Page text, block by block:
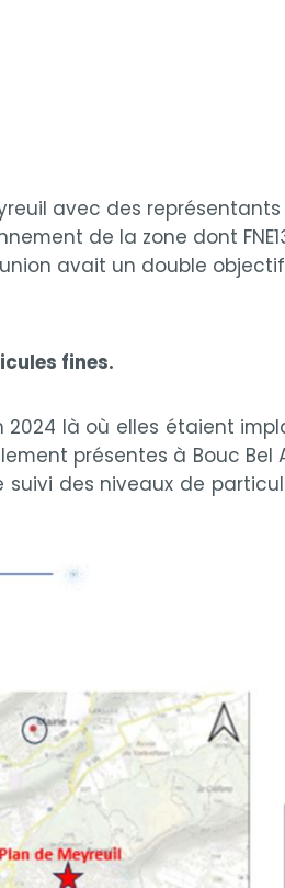
avec des
de la zone dont
avait un double
fines.
là où elles étaient
présentes à Bouc
des niveaux de